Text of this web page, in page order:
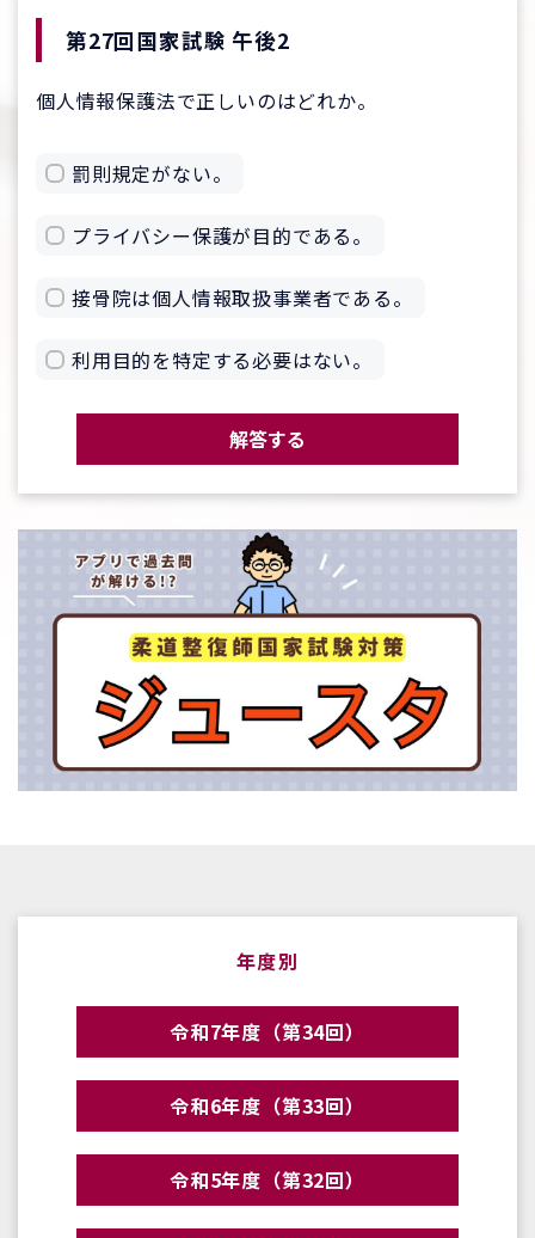
第27回国家試験 午後2
個人情報保護法で正しいのはどれか。
罰則規定がない。
プライバシー保護が目的である。
接骨院は個人情報取扱事業者である。
利用目的を特定する必要はない。
解答する
年度別
令和7年度（第34回）
令和6年度（第33回）
令和5年度（第32回）